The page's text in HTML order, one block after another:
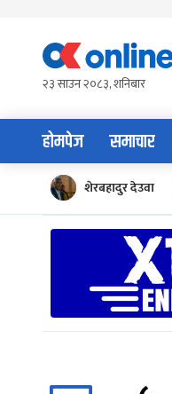
content२३ साउन २०८३, शनिबार
होमपेज समाचार
शेरबहादुर देउवा